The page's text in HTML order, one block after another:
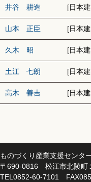
井谷 耕造 [日本
山本 正臣 [日本
久木 昭 [日本
土江 七朗 [日本
高木 善吉 [日本
ものづくり産業支援センタ
〒690-0816 松江市北陵町
TEL0852-60-7101